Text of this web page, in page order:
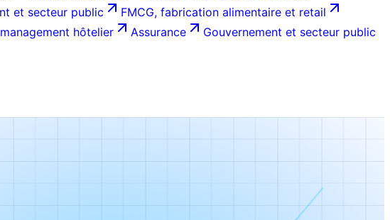
et secteur public
FMCG, fabrication alimentaire et retail
hôtelier Assurance
Gouvernement et secteur public